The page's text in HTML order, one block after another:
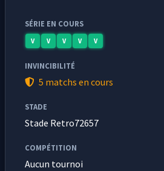
SÉRIE EN COURS
V V V V V
INVINCIBILITÉ
5 matchs en cours
STADE
Stade Retro72657
COMPÉTITION
Aucun tournoi